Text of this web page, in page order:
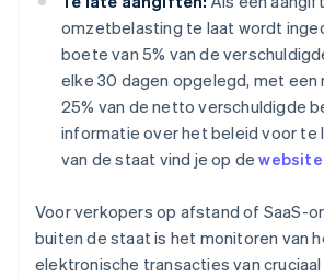
omzetbelasting te laat wordt
boete van 5% van de
elke 30 dagen opgelegd, met een
25% van de netto verschuldigde
informatie over het beleid voor te
van de staat vind je op de
Voor verkopers op afstand of SaaS-
buiten de staat is het monitoren van
elektronische transacties van cruciaal